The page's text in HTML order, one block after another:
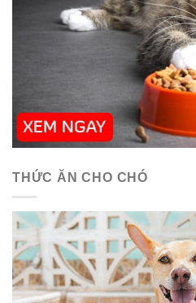
THỨC ĂN CHO CHÓ